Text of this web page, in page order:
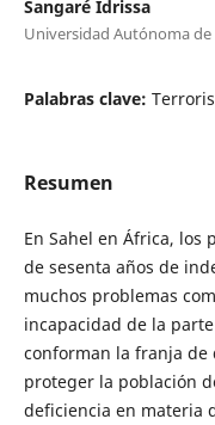
Sangaré Idrissa
Universidad Autónoma
Palabras clave:
Resumen
En Sahel en África, los
de sesenta años de
muchos problemas
incapacidad de la
conforman la franja
proteger la población
deficiencia en materia